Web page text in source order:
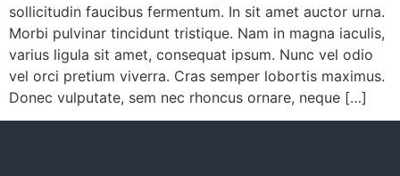
sollicitudin faucibus fermentum. In sit amet auctor urna.
Morbi pulvinar tincidunt tristique. Nam in magna iaculis,
varius ligula sit amet, consequat ipsum. Nunc vel odio
vel orci pretium viverra. Cras semper lobortis maximus.
Donec vulputate, sem nec rhoncus ornare, neque […]